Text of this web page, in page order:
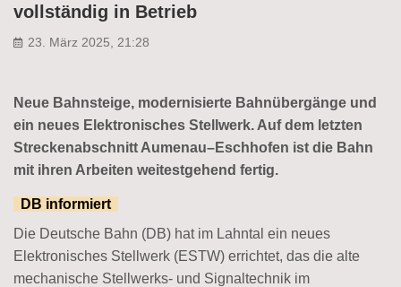
vollständig in Betrieb
23. März 2025, 21:28
Neue Bahnsteige, modernisierte Bahnübergänge und
ein neues Elektronisches Stellwerk. Auf dem letzten
Streckenabschnitt Aumenau–Eschhofen ist die Bahn
mit ihren Arbeiten weitestgehend fertig.
DB informiert
Die Deutsche Bahn (DB) hat im Lahntal ein neues
Elektronisches Stellwerk (ESTW) errichtet, das die alte
mechanische Stellwerks- und Signaltechnik im